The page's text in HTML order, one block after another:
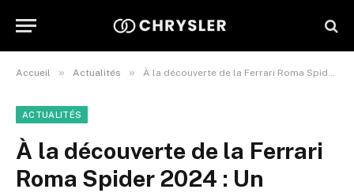
Accueil » Actualités » À la découverte de la Ferrari Roma Spider 2024 : Un charme irrésistible qui séduit tous les passionnés !
ACTUALITÉS
À la découverte de la Ferrari
Roma Spider 2024 : Un